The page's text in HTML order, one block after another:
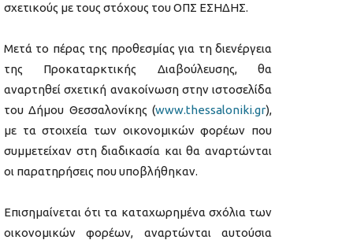
σχετικούς με τους στόχους του ΟΠΣ ΕΣΗΔΗΣ.
Μετά το πέρας της προθεσμίας για τη διενέργεια
της Προκαταρκτικής Διαβούλευσης, θα
αναρτηθεί σχετική ανακοίνωση στην ιστοσελίδα
του Δήμου Θεσσαλονίκης (www.thessaloniki.gr),
με τα στοιχεία των οικονομικών φορέων που
συμμετείχαν στη διαδικασία και θα αναρτώνται
οι παρατηρήσεις που υποβλήθηκαν.
Επισημαίνεται ότι τα καταχωρημένα σχόλια των
οικονομικών φορέων, αναρτώνται αυτούσια